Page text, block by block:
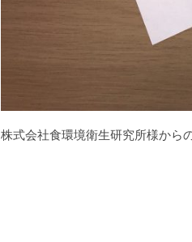
株式会社食環境衛生研究所様から